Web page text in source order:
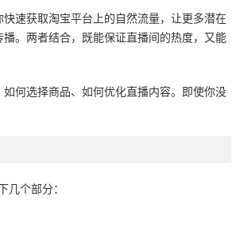
速获取淘宝平台上的自然流量，让更多潜在
。两者结合，既能保证直播间的热度，又能
何选择商品、如何优化直播内容。即使你没
个部分：